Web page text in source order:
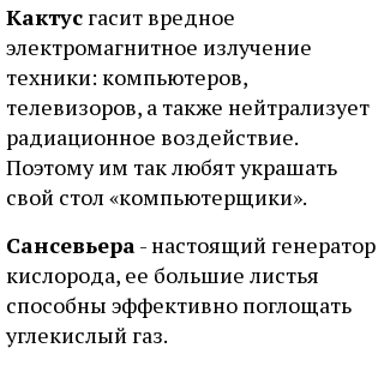
Кактус гасит вредное
электромагнитное излучение
техники: компьютеров,
телевизоров, а также нейтрализует
радиационное воздействие.
Поэтому им так любят украшать
свой стол «компьютерщики».
Сансевьера - настоящий генератор
кислорода, ее большие листья
способны эффективно поглощать
углекислый газ.